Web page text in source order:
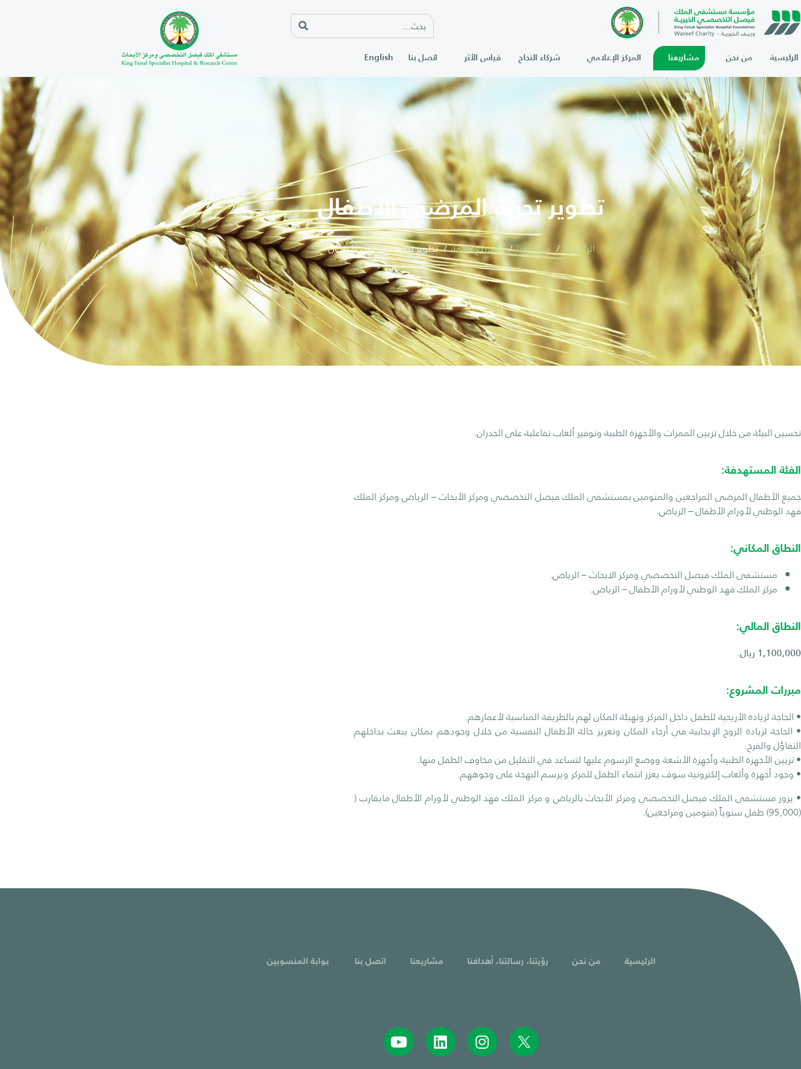
الرئيسية من نحن مشاريعنا المركز الإعلامي شركاء النجاح قياس الأثر اتصل بنا English
تطوير تجربة المرضى الأطفال
الرئيسية مشاريعنا مشاريع قائمة تطوير تجربة المرضى الأطفال
تحسين البيئة من خلال تزيين الممرات والأجهزة الطبية وتوفير ألعاب تفاعلية على الجدران.
الفئة المستهدفة:
جميع الأطفال المرضى المراجعين والمنومين بمستشفى الملك فيصل التخصصي ومركز الأبحاث – الرياض ومركز الملك
فهد الوطني لأورام الأطفال – الرياض.
النطاق المكاني:
مستشفى الملك فيصل التخصصي ومركز الابحاث – الرياض.
مركز الملك فهد الوطني لأورام الأطفال – الرياض.
النطاق المالي:
1,100,000 ريال.
مبررات المشروع:
• الحاجة لزيادة الأريحية للطفل داخل المركز وتهيئة المكان لهم بالطريقة المناسبة لأعمارهم.
• الحاجة لزيادة الروح الإيجابية في أرجاء المكان وتعزيز حالة الأطفال النفسية من خلال وجودهم بمكان يبعث بداخلهم
التفاؤل والفرح.
• تزيين الأجهزة الطبية وأجهزة الأشعة ووضع الرسوم عليها لتساعد في التقليل من مخاوف الطفل منها.
• وجود أجهزة وألعاب إلكترونية سوف يعزز انتماء الطفل للمركز ويرسم البهجة على وجوههم.
• يزور مستشفى الملك فيصل التخصصي ومركز الأبحاث بالرياض و مركز الملك فهد الوطني لأورام الأطفال مايقارب (
(95,000) طفل سنوياً (منومين ومراجعين).
الرئيسية من نحن رؤيتنا، رسالتنا، أهدافنا مشاريعنا اتصل بنا بوابة المنسوبين